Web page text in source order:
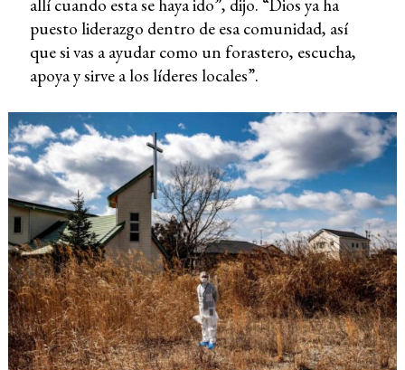
allí cuando esta se haya ido”, dijo. “Dios ya ha
puesto liderazgo dentro de esa comunidad, así
que si vas a ayudar como un forastero, escucha,
apoya y sirve a los líderes locales”.